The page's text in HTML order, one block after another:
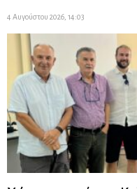
4 Αυγούστου 2026, 14:03